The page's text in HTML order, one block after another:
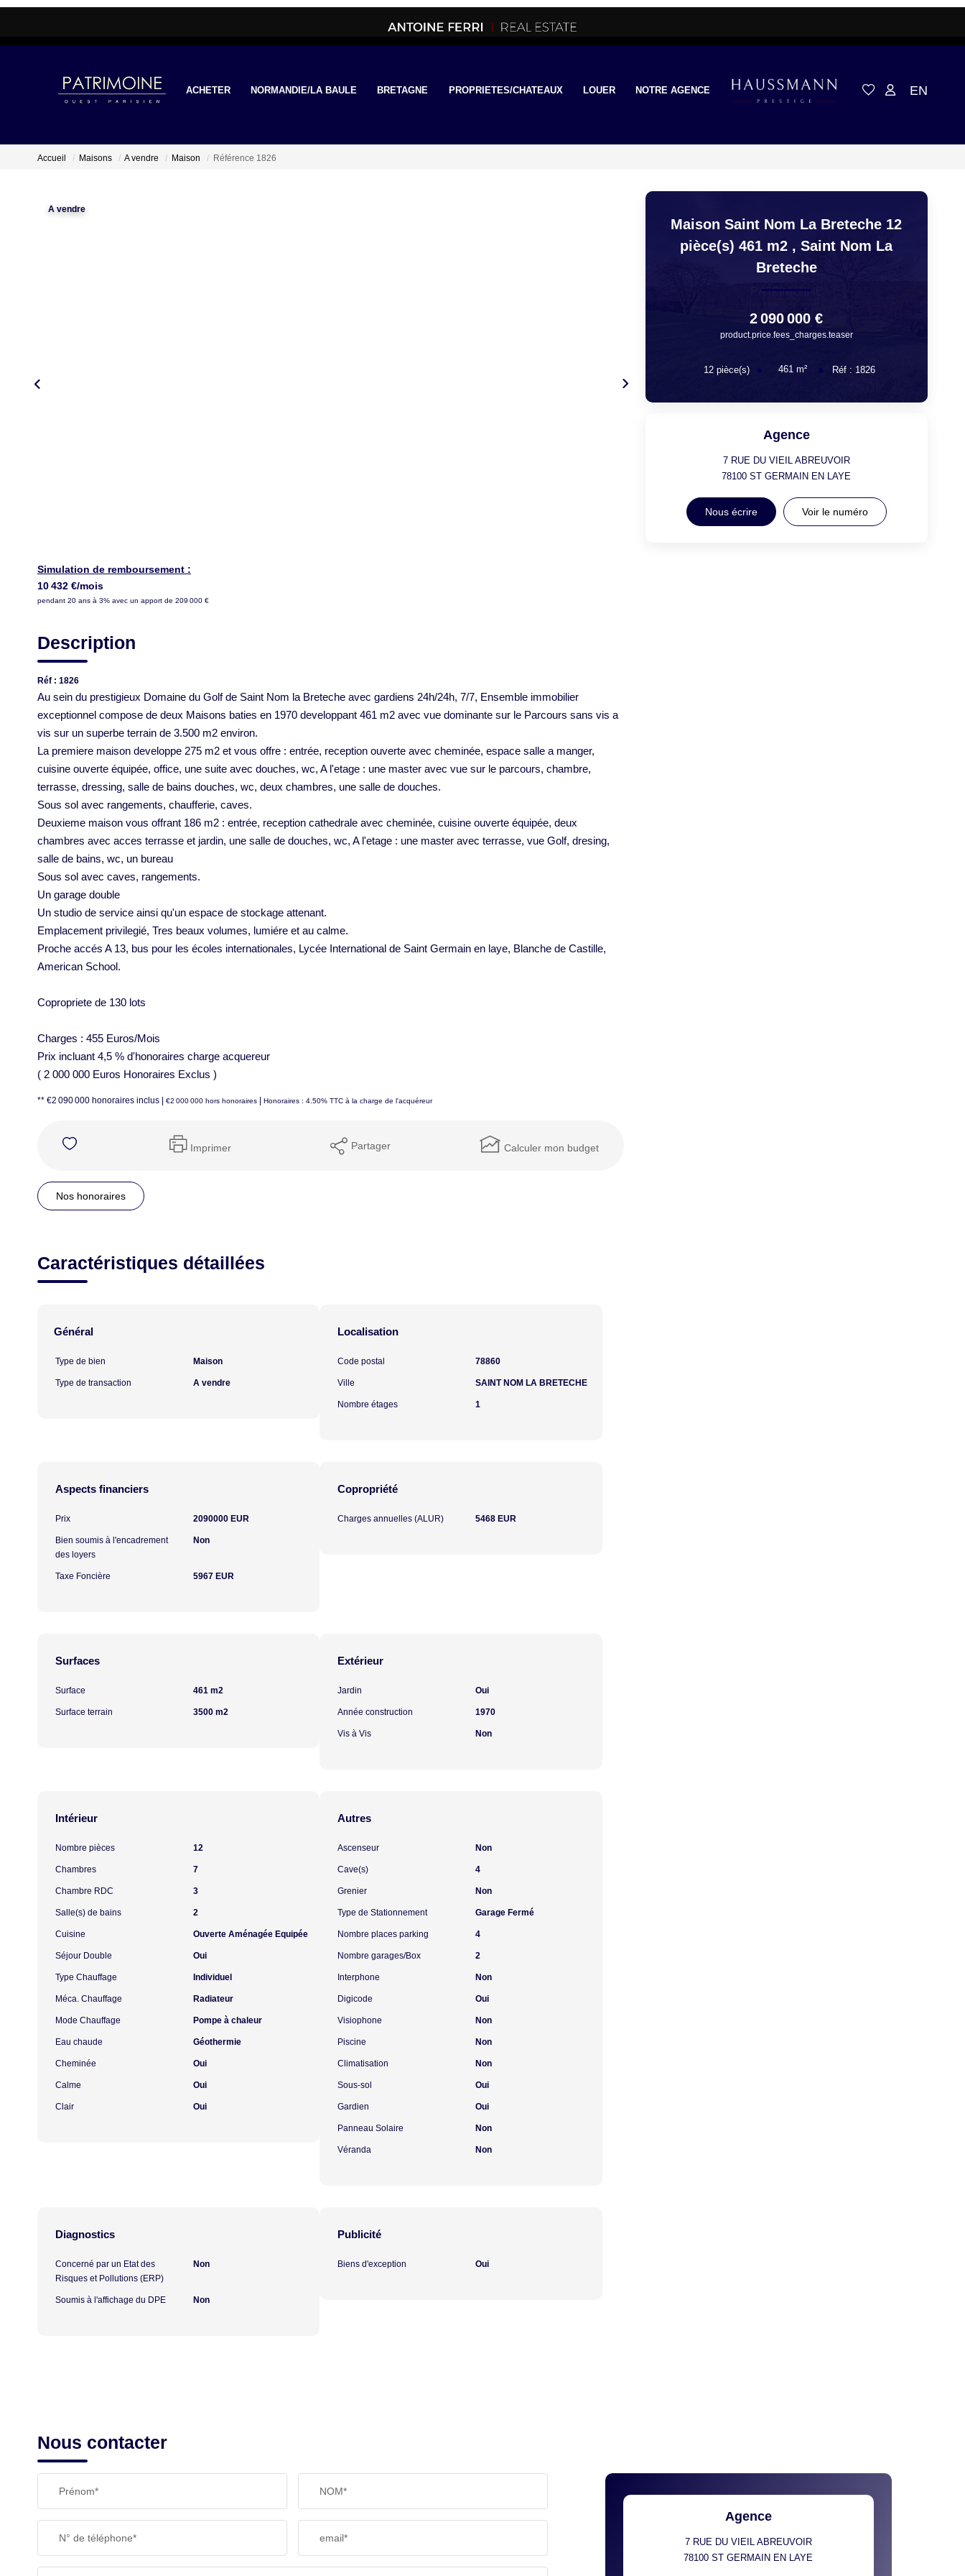
ACHETER NORMANDIE/LA BAULE BRETAGNE PROPRIETES/CHATEAUX LOUER NOTRE AGENCE EN
Accueil Maisons A vendre Maison Référence 1826
A vendre
Simulation de remboursement :
10 432 €/mois
pendant 20 ans à 3% avec un apport de 209 000 €
Description
Réf : 1826
Au sein du prestigieux Domaine du Golf de Saint Nom la Breteche avec gardiens 24h/24h, 7/7, Ensemble immobilier
exceptionnel compose de deux Maisons baties en 1970 developpant 461 m2 avec vue dominante sur le Parcours sans vis a
vis sur un superbe terrain de 3.500 m2 environ.
La premiere maison developpe 275 m2 et vous offre : entrée, reception ouverte avec cheminée, espace salle a manger,
cuisine ouverte équipée, office, une suite avec douches, wc, A l'etage : une master avec vue sur le parcours, chambre,
terrasse, dressing, salle de bains douches, wc, deux chambres, une salle de douches.
Sous sol avec rangements, chaufferie, caves.
Deuxieme maison vous offrant 186 m2 : entrée, reception cathedrale avec cheminée, cuisine ouverte équipée, deux
chambres avec acces terrasse et jardin, une salle de douches, wc, A l'etage : une master avec terrasse, vue Golf, dresing,
salle de bains, wc, un bureau
Sous sol avec caves, rangements.
Un garage double
Un studio de service ainsi qu'un espace de stockage attenant.
Emplacement privilegié, Tres beaux volumes, lumiére et au calme.
Proche accés A 13, bus pour les écoles internationales, Lycée International de Saint Germain en laye, Blanche de Castille,
American School.
Copropriete de 130 lots
Charges : 455 Euros/Mois
Prix incluant 4,5 % d'honoraires charge acquereur
( 2 000 000 Euros Honoraires Exclus )
** €2 090 000 honoraires inclus €2 000 000 hors honoraires Honoraires : 4.50% TTC à la charge de l'acquéreur
Imprimer Partager Calculer mon budget
Nos honoraires
Caractéristiques détaillées
Général
Type de bien Maison
Type de transaction A vendre
Localisation
Code postal 78860
Ville SAINT NOM LA BRETECHE
Nombre étages 1
Aspects financiers
Prix 2090000 EUR
Bien soumis à l'encadrement
des loyers
Non
Taxe Foncière 5967 EUR
Copropriété
Charges annuelles (ALUR) 5468 EUR
Surfaces
Surface 461 m2
Surface terrain 3500 m2
Extérieur
Jardin Oui
Année construction 1970
Vis à Vis Non
Intérieur
Nombre pièces 12
Chambres 7
Chambre RDC 3
Salle(s) de bains 2
Cuisine Ouverte Aménagée Equipée
Séjour Double Oui
Type Chauffage Individuel
Méca. Chauffage Radiateur
Mode Chauffage Pompe à chaleur
Eau chaude Géothermie
Cheminée Oui
Calme Oui
Clair Oui
Autres
Ascenseur Non
Cave(s) 4
Grenier Non
Type de Stationnement Garage Fermé
Nombre places parking 4
Nombre garages/Box 2
Interphone Non
Digicode Oui
Visiophone Non
Piscine Non
Climatisation Non
Sous-sol Oui
Gardien Oui
Panneau Solaire Non
Véranda Non
Diagnostics
Concerné par un Etat des
Risques et Pollutions (ERP)
Non
Soumis à l'affichage du DPE Non
Publicité
Biens d'exception Oui
Maison Saint Nom La Breteche 12
pièce(s) 461 m2 ,Saint Nom La
Breteche
2 090 000 €
product.price.fees_charges.teaser
12 pièce(s) 461 m² Réf : 1826
Agence
7 RUE DU VIEIL ABREUVOIR
78100ST GERMAIN EN LAYE
Nous écrire Voir le numéro
Nous contacter
Prénom* NOM*
N° de téléphone* email*
Agence
7 RUE DU VIEIL ABREUVOIR
78100ST GERMAIN EN LAYE